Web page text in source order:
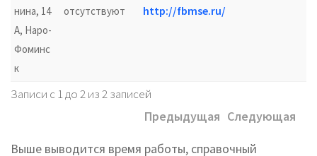
нина, 14
А, Наро-
Фоминс
к
отсутствуют
http://fbmse.ru/
Записи с 1 до 2 из 2 записей
Предыдущая Следующая
Выше выводится время работы, справочный